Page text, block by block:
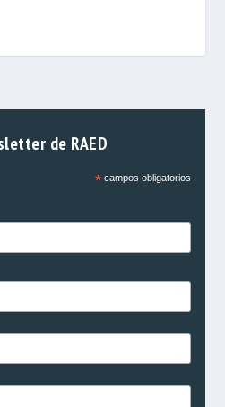
de RAED
*campos obligatorios